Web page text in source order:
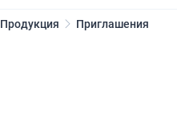
Продукция Приглашения